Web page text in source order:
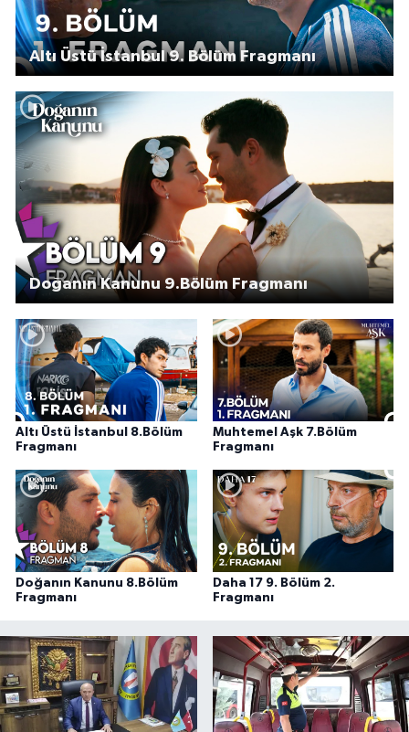
Altı Üstü İstanbul 9. Bölüm Fragmanı
Doğanın Kanunu 9.Bölüm Fragmanı
Altı Üstü İstanbul 8.Bölüm
Fragmanı
Muhtemel Aşk 7.Bölüm
Fragmanı
Doğanın Kanunu 8.Bölüm
Fragmanı
Daha 17 9. Bölüm 2.
Fragmanı